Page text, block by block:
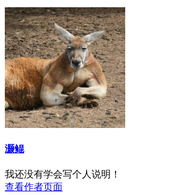
灏鲲
我还没有学会写个人说明！
查看作者页面